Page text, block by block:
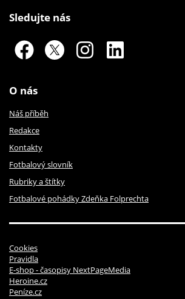
Sledujte nás
O nás
Náš příběh
Redakce
Kontakty
Fotbalový slovník
Rubriky a štítky
Fotbalové pohádky Zdeňka Folprechta
Cookies
Pravidla
E-shop - časopisy NextPageMedia
Heroine.cz
Peníze.cz